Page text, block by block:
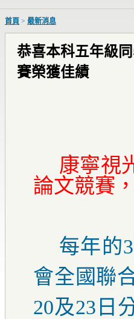
首頁 > 最新消息
恭喜本科五年級
賽榮獲佳績
康寧視
論文競賽
每年的3
會全國聯
20及23 日